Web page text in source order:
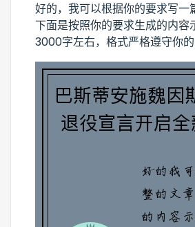
好的，我可以根据你的要求写一
下面是按照你的要求生成的内容
3000字左右，格式严格遵守你的